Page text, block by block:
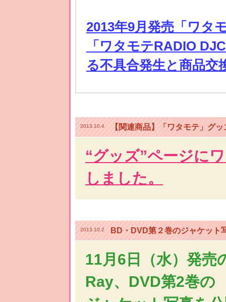
2013年9月発売「ワタ
「ワタモテRADIO
る不具合発生と商品交
2013.10.4 【関連商品】「ワタモテ」グ
“グッズ”ページに
しました。
2013.10.2 BD・DVD第２巻のジャケット
11月6日（水）発売
Ray、DVD第2巻の